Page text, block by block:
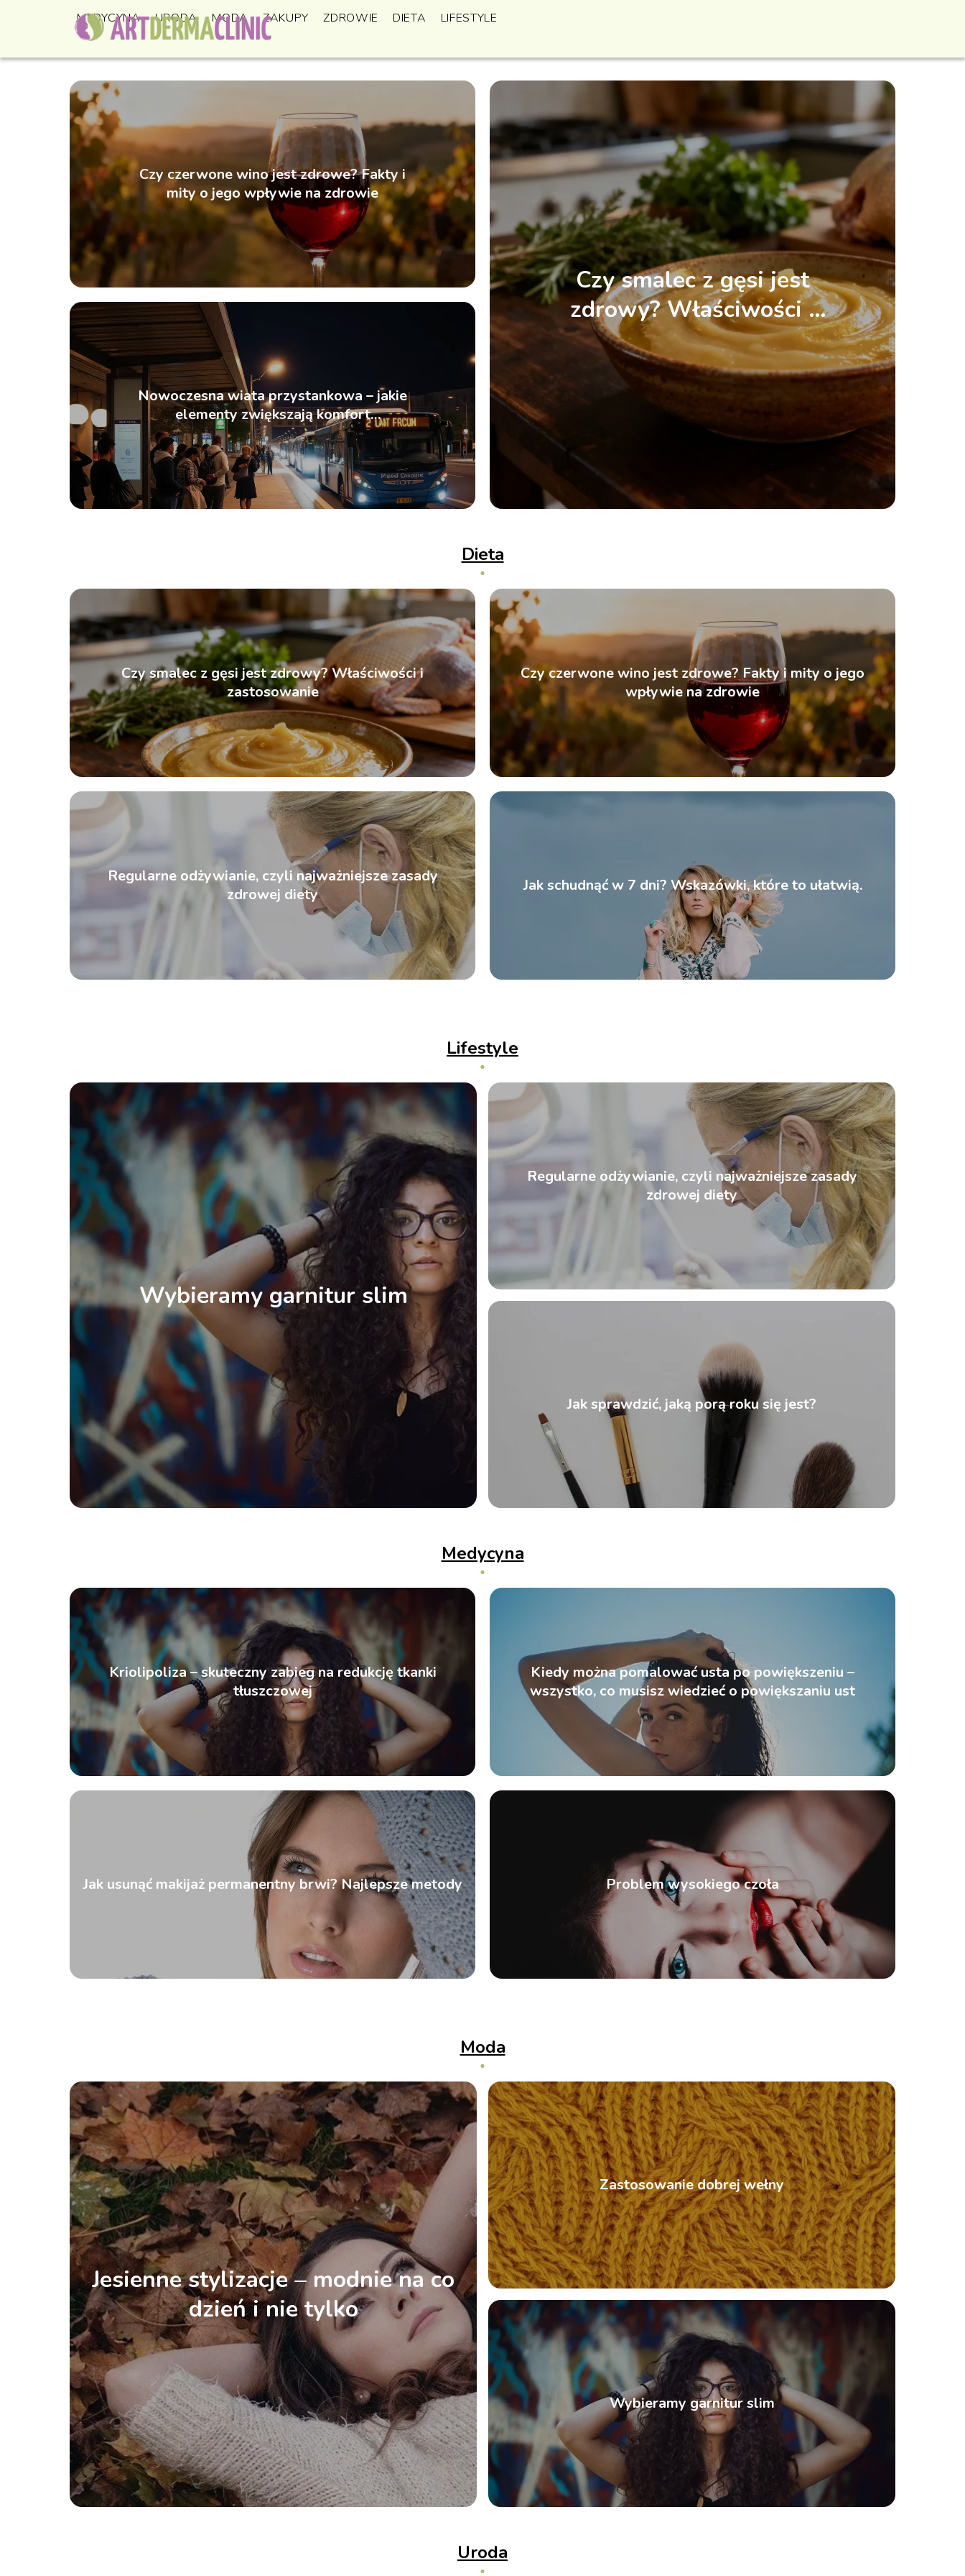
MEDYCYNA URODA MODA ZAKUPY ZDROWIE DIETA LIFESTYLE
Czy smalec z gęsi jest
zdrowy? Właściwości i
zastosowanie
Czy czerwone wino jest zdrowe? Fakty i
mity o jego wpływie na zdrowie
Nowoczesna wiata przystankowa – jakie
elementy zwiększają komfort
pasażerów?
Dieta
Czy smalec z gęsi jest zdrowy? Właściwości i
zastosowanie
Czy czerwone wino jest zdrowe? Fakty i mity o jego
wpływie na zdrowie
Regularne odżywianie, czyli najważniejsze zasady
zdrowej diety
Jak schudnąć w 7 dni? Wskazówki, które to ułatwią.
Lifestyle
Wybieramy garnitur slim
Regularne odżywianie, czyli najważniejsze zasady
zdrowej diety
Jak sprawdzić, jaką porą roku się jest?
Medycyna
Kriolipoliza – skuteczny zabieg na redukcję tkanki
tłuszczowej
Kiedy można pomalować usta po powiększeniu –
wszystko, co musisz wiedzieć o powiększaniu ust
Jak usunąć makijaż permanentny brwi? Najlepsze metody Problem wysokiego czoła
Moda
Jesienne stylizacje – modnie na co
dzień i nie tylko
Zastosowanie dobrej wełny
Wybieramy garnitur slim
Uroda